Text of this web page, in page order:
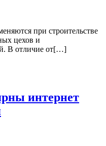
при строительстве
цехов и
В отличие от[…]
интернет